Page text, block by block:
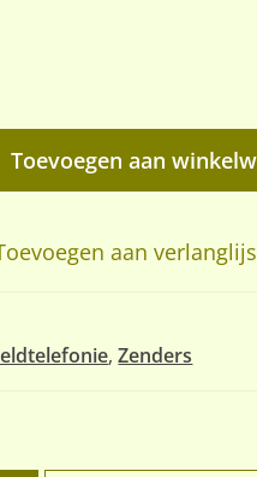
Toevoegen aan
aan
,Zenders